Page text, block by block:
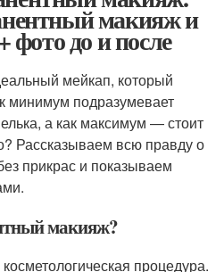
макияж и
фото до и после
мейкап, который
минимум подразумевает
а как максимум — стоит
Рассказываем всю правду о
прикрас и показываем
макияж?
процедура.